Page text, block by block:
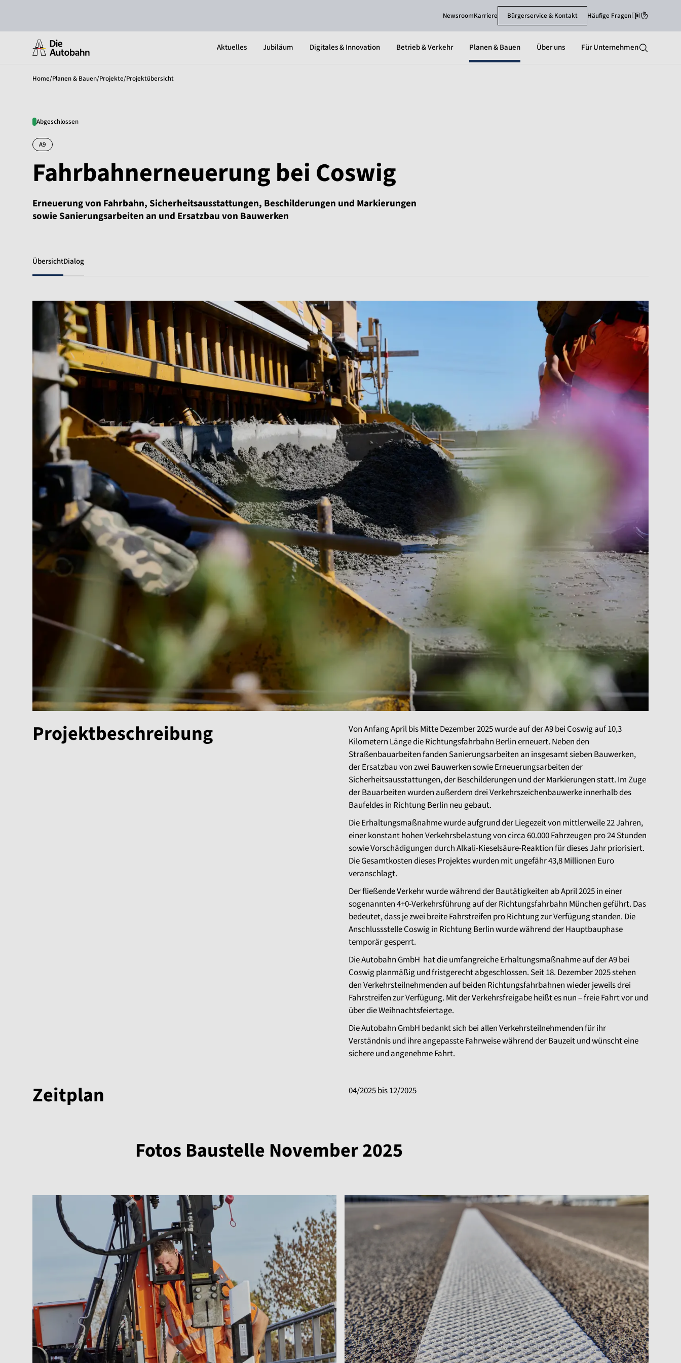
NewsroomKarriere Bürgerservice & Kontakt Häufige FragenLeichte Sprache
Aktuelles Jubiläum Digitales & Innovation Betrieb & Verkehr Planen & Bauen Über uns Für Unternehmen
Home/Planen & Bauen/Projekte/Projektübersicht
Abgeschlossen
A9
Fahrbahnerneuerung bei Coswig
Erneuerung von Fahrbahn, Sicherheitsausstattungen, Beschilderungen und Markierungen
sowie Sanierungsarbeiten an und Ersatzbau von Bauwerken
ÜbersichtDialog
Projektbeschreibung
Von Anfang April bis Mitte Dezember 2025 wurde auf der A9 bei Coswig auf 10,3
Kilometern Länge die Richtungsfahrbahn Berlin erneuert. Neben den
Straßenbauarbeiten fanden Sanierungsarbeiten an insgesamt sieben Bauwerken,
der Ersatzbau von zwei Bauwerken sowie Erneuerungsarbeiten der
Sicherheitsausstattungen, der Beschilderungen und der Markierungen statt. Im Zuge
der Bauarbeiten wurden außerdem drei Verkehrszeichenbauwerke innerhalb des
Baufeldes in Richtung Berlin neu gebaut.
Die Erhaltungsmaßnahme wurde aufgrund der Liegezeit von mittlerweile 22 Jahren,
einer konstant hohen Verkehrsbelastung von circa 60.000 Fahrzeugen pro 24 Stunden
sowie Vorschädigungen durch Alkali-Kieselsäure-Reaktion für dieses Jahr priorisiert.
Die Gesamtkosten dieses Projektes wurden mit ungefähr 43,8 Millionen Euro
veranschlagt.
Der fließende Verkehr wurde während der Bautätigkeiten ab April 2025 in einer
sogenannten 4+0-Verkehrsführung auf der Richtungsfahrbahn München geführt. Das
bedeutet, dass je zwei breite Fahrstreifen pro Richtung zur Verfügung standen. Die
Anschlussstelle Coswig in Richtung Berlin wurde während der Hauptbauphase
temporär gesperrt.
Die Autobahn GmbH hat die umfangreiche Erhaltungsmaßnahme auf der A9 bei
Coswig planmäßig und fristgerecht abgeschlossen. Seit 18. Dezember 2025 stehen
den Verkehrsteilnehmenden auf beiden Richtungsfahrbahnen wieder jeweils drei
Fahrstreifen zur Verfügung. Mit der Verkehrsfreigabe heißt es nun – freie Fahrt vor und
über die Weihnachtsfeiertage.
Die Autobahn GmbH bedankt sich bei allen Verkehrsteilnehmenden für ihr
Verständnis und ihre angepasste Fahrweise während der Bauzeit und wünscht eine
sichere und angenehme Fahrt.
Zeitplan 04/2025 bis 12/2025
Fotos Baustelle November 2025